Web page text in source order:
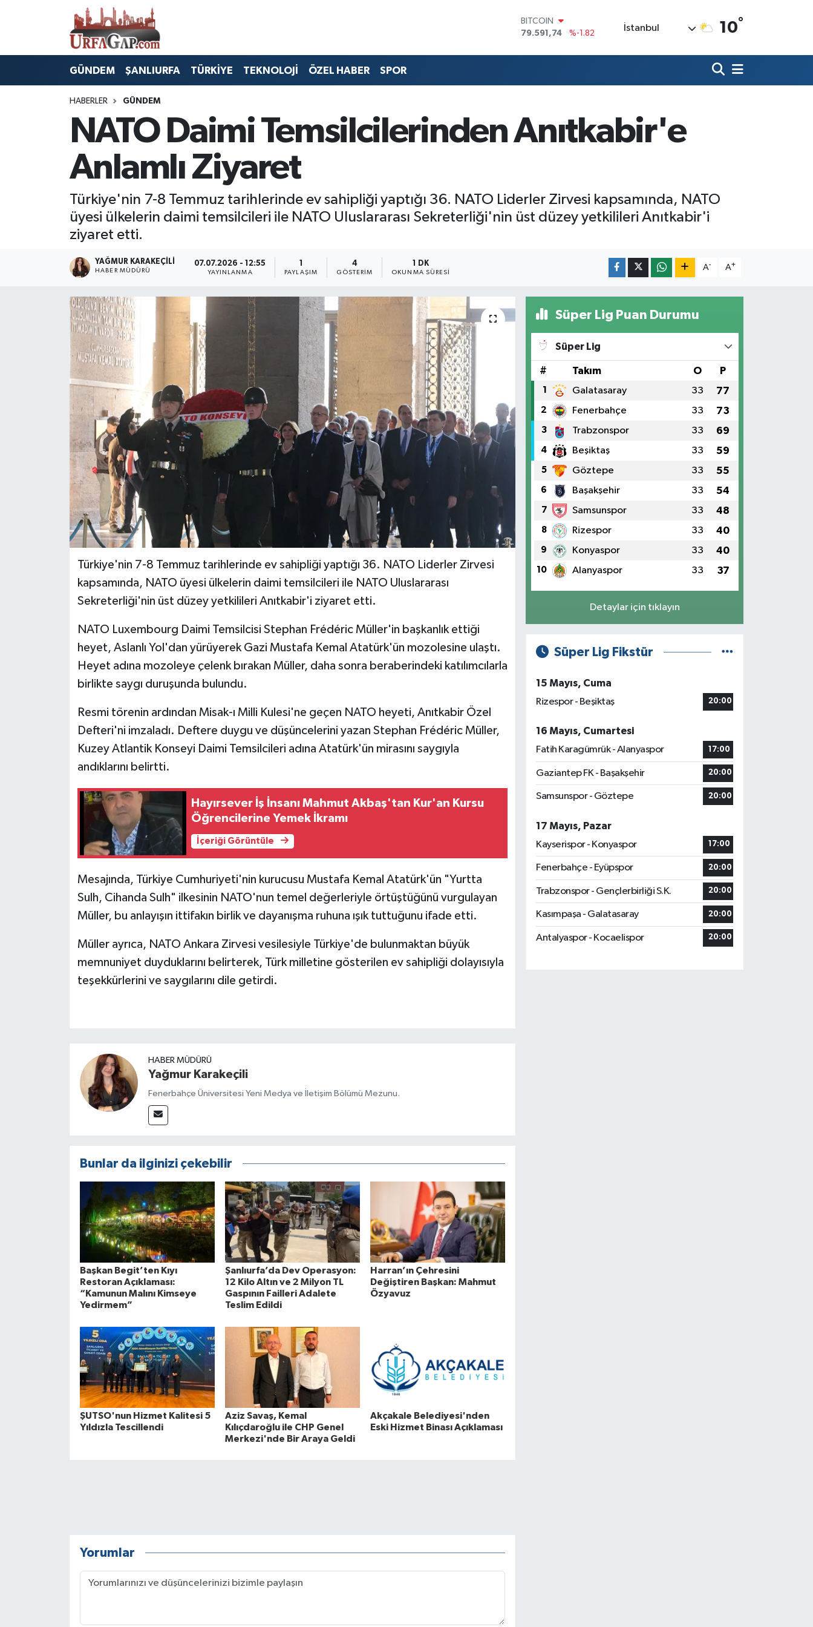
BITCOIN
79.591,74
%-1.82
45,43620
%0.02
G.ALTIN
6862,09000
%0.19
BİST100
İstanbul 10°
GÜNDEM ŞANLIURFA TÜRKİYE TEKNOLOJİ ÖZEL HABER SPOR
HABERLER GÜNDEM
NATO Daimi Temsilcilerinden Anıtkabir'e
Anlamlı Ziyaret
Türkiye'nin 7-8 Temmuz tarihlerinde ev sahipliği yaptığı 36. NATO Liderler Zirvesi kapsamında, NATO
üyesi ülkelerin daimi temsilcileri ile NATO Uluslararası Sekreterliği'nin üst düzey yetkilileri Anıtkabir'i
ziyaret etti.
YAĞMUR KARAKEÇILI
HABER MÜDÜRÜ
07.07.2026 - 12:55
YAYINLANMA
1
PAYLAŞIM
4
GÖSTERIM
1 DK
OKUNMA SÜRESI
A- A+
Türkiye'nin 7-8 Temmuz tarihlerinde ev sahipliği yaptığı 36. NATO Liderler Zirvesi
kapsamında, NATO üyesi ülkelerin daimi temsilcileri ile NATO Uluslararası
Sekreterliği'nin üst düzey yetkilileri Anıtkabir'i ziyaret etti.
NATO Luxembourg Daimi Temsilcisi Stephan Frédéric Müller'in başkanlık ettiği
heyet, Aslanlı Yol'dan yürüyerek Gazi Mustafa Kemal Atatürk'ün mozolesine ulaştı.
Heyet adına mozoleye çelenk bırakan Müller, daha sonra beraberindeki katılımcılarla
birlikte saygı duruşunda bulundu.
Resmi törenin ardından Misak-ı Milli Kulesi'ne geçen NATO heyeti, Anıtkabir Özel
Defteri'ni imzaladı. Deftere duygu ve düşüncelerini yazan Stephan Frédéric Müller,
Kuzey Atlantik Konseyi Daimi Temsilcileri adına Atatürk'ün mirasını saygıyla
andıklarını belirtti.
Hayırsever İş İnsanı Mahmut Akbaş'tan Kur'an Kursu
Öğrencilerine Yemek İkramı
İçeriği Görüntüle
Mesajında, Türkiye Cumhuriyeti'nin kurucusu Mustafa Kemal Atatürk'ün "Yurtta
Sulh, Cihanda Sulh" ilkesinin NATO'nun temel değerleriyle örtüştüğünü vurgulayan
Müller, bu anlayışın ittifakın birlik ve dayanışma ruhuna ışık tuttuğunu ifade etti.
Müller ayrıca, NATO Ankara Zirvesi vesilesiyle Türkiye'de bulunmaktan büyük
memnuniyet duyduklarını belirterek, Türk milletine gösterilen ev sahipliği dolayısıyla
teşekkürlerini ve saygılarını dile getirdi.
HABER MÜDÜRÜ
Yağmur Karakeçili
Fenerbahçe Üniversitesi Yeni Medya ve İletişim Bölümü Mezunu.
Bunlar da ilginizi çekebilir
Başkan Begit’ten Kıyı
Restoran Açıklaması:
“Kamunun Malını Kimseye
Yedirmem”
Şanlıurfa’da Dev Operasyon:
12 Kilo Altın ve 2 Milyon TL
Gaspının Failleri Adalete
Teslim Edildi
Harran’ın Çehresini
Değiştiren Başkan: Mahmut
Özyavuz
ŞUTSO'nun Hizmet Kalitesi 5
Yıldızla Tescillendi
Aziz Savaş, Kemal
Kılıçdaroğlu ile CHP Genel
Merkezi'nde Bir Araya Geldi
Akçakale Belediyesi'nden
Eski Hizmet Binası Açıklaması
Yorumlar
Süper Lig Puan Durumu
Süper Lig
# Takım O P
1 Galatasaray 33 77
2 Fenerbahçe 33 73
3 Trabzonspor 33 69
4 Beşiktaş 33 59
5 Göztepe 33 55
6 Başakşehir 33 54
7 Samsunspor 33 48
8 Rizespor 33 40
9 Konyaspor 33 40
10 Alanyaspor 33 37
Detaylar için tıklayın
Süper Lig Fikstür
15 Mayıs, Cuma
Rizespor - Beşiktaş
20:00
16 Mayıs, Cumartesi
Fatih Karagümrük - Alanyaspor
17:00
Gaziantep FK - Başakşehir 20:00
Samsunspor - Göztepe 20:00
17 Mayıs, Pazar
Kayserispor - Konyaspor
17:00
Fenerbahçe - Eyüpspor 20:00
Trabzonspor - Gençlerbirliği S.K. 20:00
Kasımpaşa - Galatasaray 20:00
Antalyaspor - Kocaelispor 20:00
Nöbetçi Eczaneler
Hava Durumu
Trafik Durumu
Süper Lig Puan Durumu ve Fikstür
Tüm Manşetler
Son Dakika Haberleri
Haber Arşivi